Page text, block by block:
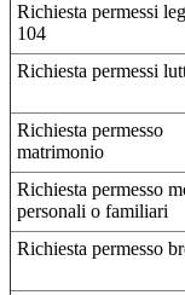
Richiesta permessi
104
Richiesta permessi
Richiesta permesso
matrimonio
Richiesta permesso
personali o familiari
Richiesta permesso